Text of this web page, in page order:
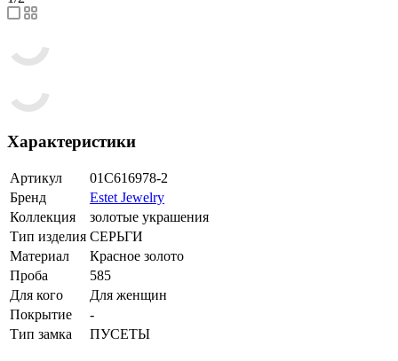
Характеристики
Артикул
01С616978-2
Бренд
Estet Jewelry
Коллекция
золотые украшения
Тип изделия СЕРЬГИ
Материал
Красное золото
Проба
585
Для кого
Для женщин
Покрытие
-
Тип замка
ПУСЕТЫ